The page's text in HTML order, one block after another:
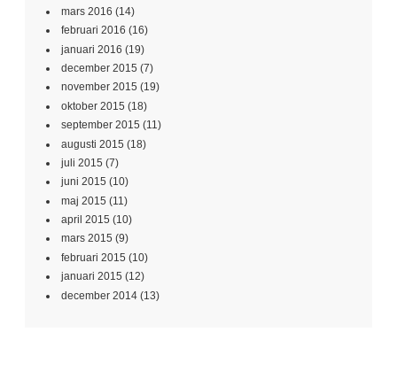
mars 2016 (14)
februari 2016 (16)
januari 2016 (19)
december 2015 (7)
november 2015 (19)
oktober 2015 (18)
september 2015 (11)
augusti 2015 (18)
juli 2015 (7)
juni 2015 (10)
maj 2015 (11)
april 2015 (10)
mars 2015 (9)
februari 2015 (10)
januari 2015 (12)
december 2014 (13)